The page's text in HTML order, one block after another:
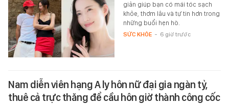
giản giúp bạn có mái tóc sạch
khỏe, thơm lâu và tự tin hơn trong
những buổi hẹn hò.
SỨC KHỎE - 6 giờ trước
Nam diễn viên hạng A ly hôn nữ đại gia ngàn tỷ,
thuê cả trực thăng để cầu hôn giờ thành công cốc